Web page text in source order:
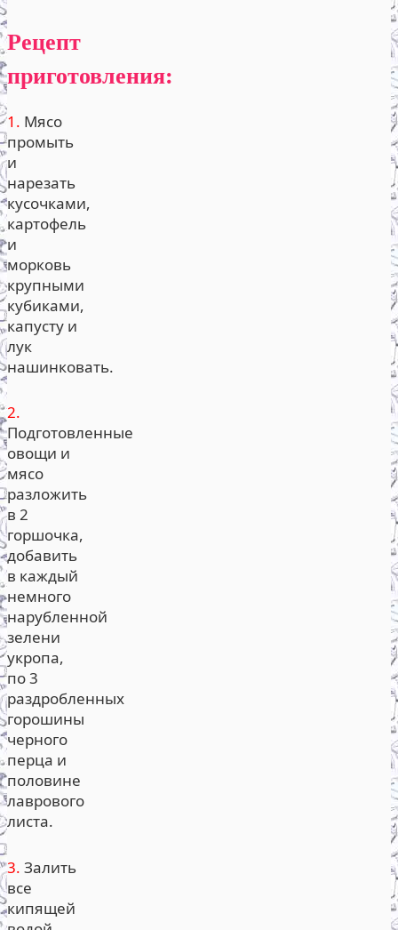
Рецепт
приготовления:
1. Мясо
промыть
и
нарезать
кусочками,
картофель
и
морковь
крупными
кубиками,
капусту и
лук
нашинковать.
2.
Подготовленные
овощи и
мясо
разложить
в 2
горшочка,
добавить
в каждый
немного
нарубленной
зелени
укропа,
по 3
раздробленных
горошины
черного
перца и
половине
лаврового
листа.
3. Залить
все
кипящей